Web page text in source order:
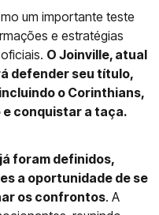
um importante teste
e estratégias
O Joinville, atual
defender seu título,
o Corinthians,
conquistar a taça.
foram definidos,
a oportunidade de se
os confrontos. A